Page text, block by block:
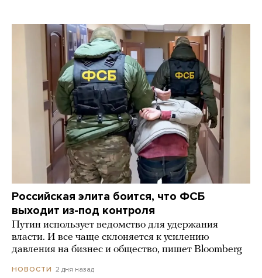
Российская элита боится, что ФСБ
выходит из-под контроля
Путин использует ведомство для удержания
власти. И все чаще склоняется к усилению
давления на бизнес и общество, пишет Bloomberg
НОВОСТИ 2 дня назад